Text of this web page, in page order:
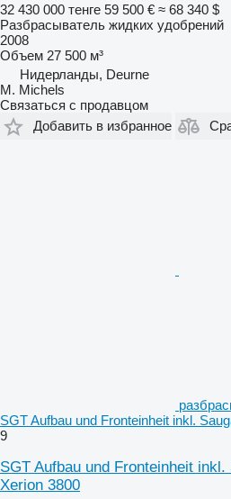
32 430 000 тенге 59 500 € ≈ 68 340 $
Разбрасыватель жидких удобрений
2008
Объем 27 500 м³
Нидерланды, Deurne
M. Michels
Связаться с продавцом
Добавить в избранное
SGT Aufbau und Fronteinheit inkl.
9
SGT Aufbau und Fronteinheit
Xerion 3800